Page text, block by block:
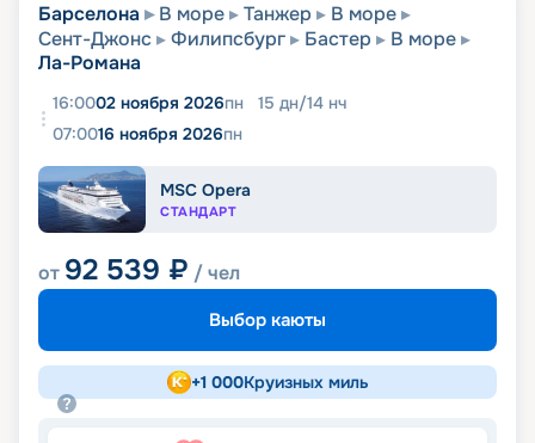
Барселона В море Танжер
В море
Сент-Джонс
Филипсбург Бастер
В море
Ла-Романа
16:0002 ноября 2026пн 15 дн/14 нч
07:0016 ноября 2026пн
MSC Opera
СТАНДАРТ
от 92 539 ₽ / чел
Выбор каюты
+1 000Круизных миль